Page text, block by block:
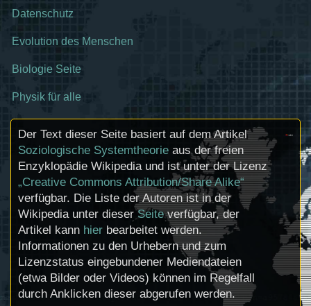
Datenschutz
Evolution des Menschen
Biologie Seite
Physik für alle
Der Text dieser Seite basiert auf dem Artikel
Soziologische Systemtheorie aus der freien
Enzyklopädie Wikipedia und ist unter der Lizenz
„Creative Commons Attribution/Share Alike“
verfügbar. Die Liste der Autoren ist in der
Wikipedia unter dieserSeiteverfügbar, der
Artikel kann hier bearbeitet werden.
Informationen zu den Urhebern und zum
Lizenzstatus eingebundener Mediendateien
(etwa Bilder oder Videos) können im Regelfall
durch Anklicken dieser abgerufen werden.